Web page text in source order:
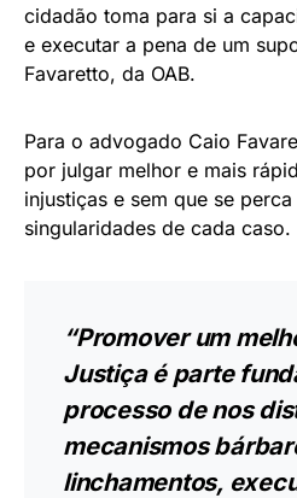
cidadão toma para si a
e executar a pena de um
Favaretto, da OAB.
Para o advogado Caio
por julgar melhor e mais
injustiças e sem que se
singularidades de cada caso.
“Promover um
Justiça é parte
processo de nos
mecanismos
linchamentos,